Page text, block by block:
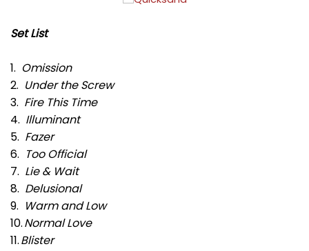
Set List
1. Omission
2. Under the Screw
3. Fire This Time
4. Illuminant
5. Fazer
6. Too Official
7. Lie & Wait
8. Delusional
9. Warm and Low
10.Normal Love
11.Blister